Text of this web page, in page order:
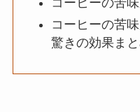
コーヒーの苦
コーヒーの苦
驚きの効果ま